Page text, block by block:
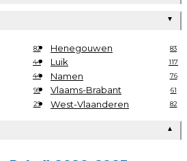
▼
82 Henegouwen 83
44 Luik 117
44 Namen 76
95 Vlaams-Brabant 61
29 West-Vlaanderen 82
▲